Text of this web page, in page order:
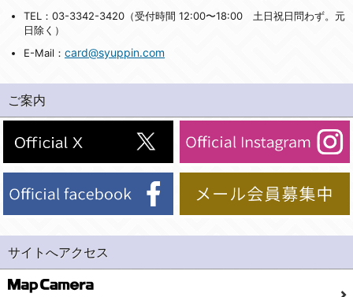
TEL：03-3342-3420（受付時間 12:00〜18:00 土日祝日問わず。元
日除く）
E-Mail： card@syuppin.com
ご案内
サイトへアクセス